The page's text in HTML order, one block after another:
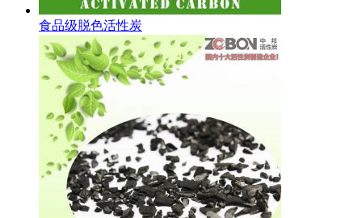
食品级脱色活性炭